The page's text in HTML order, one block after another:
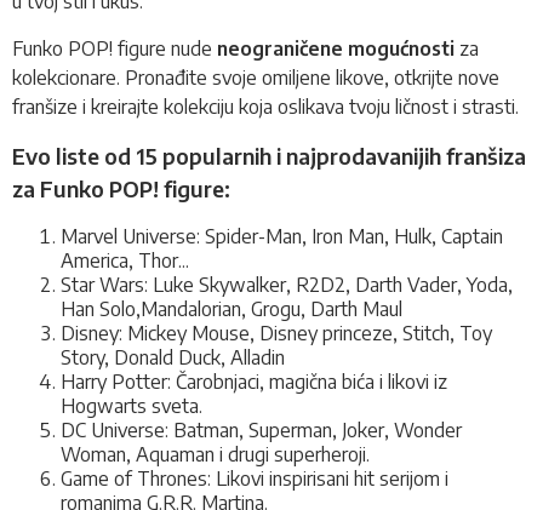
Funko POP! figure nude neograničene mogućnosti za
kolekcionare. Pronađite svoje omiljene likove, otkrijte nove
franšize i kreirajte kolekciju koja oslikava tvoju ličnost i strasti.
Evo liste od 15 popularnih i najprodavanijih franšiza
za Funko POP! figure:
Marvel Universe: Spider-Man, Iron Man, Hulk, Captain
America, Thor...
Star Wars: Luke Skywalker, R2D2, Darth Vader, Yoda,
Han Solo,Mandalorian, Grogu, Darth Maul
Disney: Mickey Mouse, Disney princeze, Stitch, Toy
Story, Donald Duck, Alladin
Harry Potter: Čarobnjaci, magična bića i likovi iz
Hogwarts sveta.
DC Universe: Batman, Superman, Joker, Wonder
Woman, Aquaman i drugi superheroji.
Game of Thrones: Likovi inspirisani hit serijom i
romanima G.R.R. Martina.